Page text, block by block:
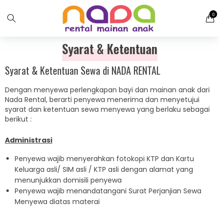
0
Syarat & Ketentuan
Syarat & Ketentuan Sewa di NADA RENTAL
Dengan menyewa perlengkapan bayi dan mainan anak dari
Nada Rental, berarti penyewa menerima dan menyetujui
syarat dan ketentuan sewa menyewa yang berlaku sebagai
berikut :
Administrasi
Penyewa wajib menyerahkan fotokopi KTP dan Kartu
Keluarga asli/ SIM asli / KTP asli dengan alamat yang
menunjukkan domisili penyewa
Penyewa wajib menandatangani Surat Perjanjian Sewa
Menyewa diatas materai